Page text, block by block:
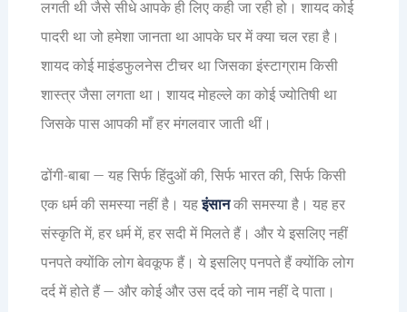
लगती थी जैसे सीधे आपके ही लिए कही जा रही हो। शायद कोई
पादरी था जो हमेशा जानता था आपके घर में क्या चल रहा है।
शायद कोई माइंडफुलनेस टीचर था जिसका इंस्टाग्राम किसी
शास्त्र जैसा लगता था। शायद मोहल्ले का कोई ज्योतिषी था
जिसके पास आपकी माँ हर मंगलवार जाती थीं।
ढोंगी-बाबा — यह सिर्फ हिंदुओं की, सिर्फ भारत की, सिर्फ किसी
एक धर्म की समस्या नहीं है। यहइंसानकी समस्या है। यह हर
संस्कृति में, हर धर्म में, हर सदी में मिलते हैं। और ये इसलिए नहीं
पनपते क्योंकि लोग बेवकूफ हैं। ये इसलिए पनपते हैं क्योंकि लोग
दर्द में होते हैं — और कोई और उस दर्द को नाम नहीं दे पाता।